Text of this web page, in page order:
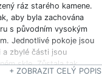
ráz starého kamene.
aby byla zachována
s původním vysokým
Jednotlivé pokoje jsou
a zbylé části jsou
skle. Zůstala tak
trámoví, ale prostor navíc
+ ZOBRAZIT CELÝ POPIS